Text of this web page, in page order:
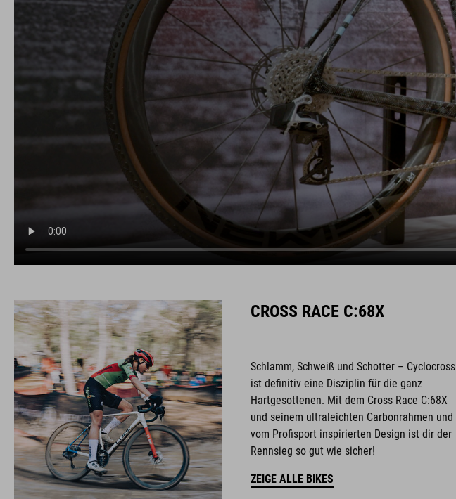
CROSS RACE C:68X
Schlamm, Schweiß und Schotter – Cyclocross
ist definitiv eine Disziplin für die ganz
Hartgesottenen. Mit dem Cross Race C:68X
und seinem ultraleichten Carbonrahmen und
vom Profisport inspirierten Design ist dir der
Rennsieg so gut wie sicher!
ZEIGE ALLE BIKES